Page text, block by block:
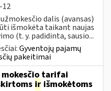
12
dalis (avansas)
išmokėta taikant naujas
(t. y. padidinta, sausio...
Gyventojų pajamų
pakeitimai
tarifai
ir išmokėtoms